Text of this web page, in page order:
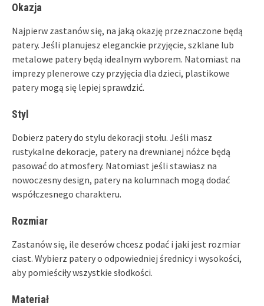
Okazja
Najpierw zastanów się, na jaką okazję przeznaczone będą
patery. Jeśli planujesz eleganckie przyjęcie, szklane lub
metalowe patery będą idealnym wyborem. Natomiast na
imprezy plenerowe czy przyjęcia dla dzieci, plastikowe
patery mogą się lepiej sprawdzić.
Styl
Dobierz patery do stylu dekoracji stołu. Jeśli masz
rustykalne dekoracje, patery na drewnianej nóżce będą
pasować do atmosfery. Natomiast jeśli stawiasz na
nowoczesny design, patery na kolumnach mogą dodać
współczesnego charakteru.
Rozmiar
Zastanów się, ile deserów chcesz podać i jaki jest rozmiar
ciast. Wybierz patery o odpowiedniej średnicy i wysokości,
aby pomieściły wszystkie słodkości.
Materiał